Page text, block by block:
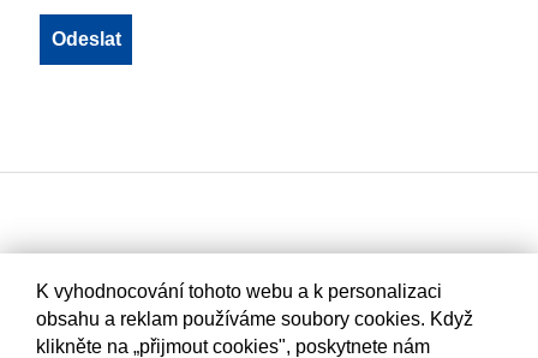
K vyhodnocování tohoto webu a k personalizaci
obsahu a reklam používáme soubory cookies. Když
klikněte na „přijmout cookies", poskytnete nám